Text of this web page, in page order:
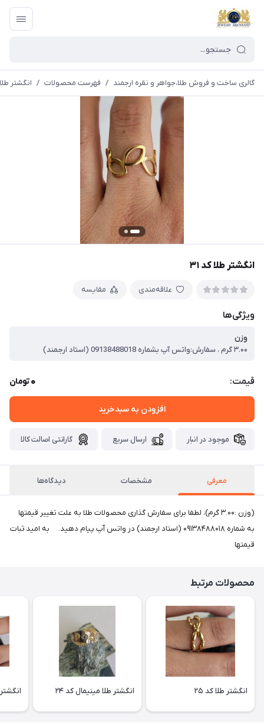
گالری ساخت و فروش طلا،جواهر و نقره ارجمند / فهرست محصولات / انگشتر طلا
انگشتر طلا کد ۳۱
علاقه‌مندی مقایسه
ویژگی‌ها
وزن
۳.۰۰ گرم ، سفارش:واتس آپ بشماره 09138488018 (استاد ارجمند)
قیمت: 0تومان
افزودن به سبدخرید
موجود در انبار ارسال سریع گارانتی اصالت کالا
معرفی مشخصات دیدگاه‌ها
(وزن :۳.۰۰ گرم)، لطفا برای سفارش گذاری محصولات طلا به علت تغییر قیمتها
به شماره ۰۹۱۳۸۴۸۸۰۱۸ (استاد ارجمند) در واتس آپ پیام دهید. به امید ثبات
قیمتها
محصولات مرتبط
انگشتر طلا کد ۲۵ انگشتر طلا مینیمال کد ۲۴